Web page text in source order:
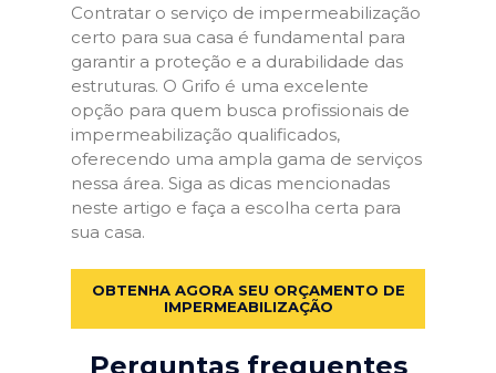
Contratar o serviço de impermeabilização
certo para sua casa é fundamental para
garantir a proteção e a durabilidade das
estruturas. O Grifo é uma excelente
opção para quem busca profissionais de
impermeabilização qualificados,
oferecendo uma ampla gama de serviços
nessa área. Siga as dicas mencionadas
neste artigo e faça a escolha certa para
sua casa.
OBTENHA AGORA SEU ORÇAMENTO DE
IMPERMEABILIZAÇÃO
Perguntas frequentes